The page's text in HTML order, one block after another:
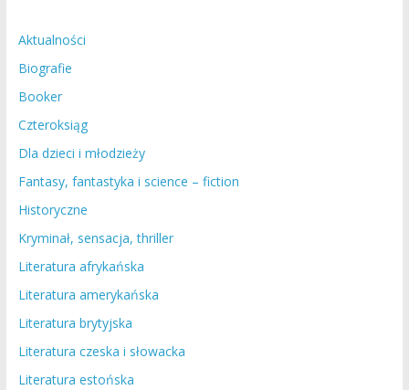
Aktualności
Biografie
Booker
Czteroksiąg
Dla dzieci i młodzieży
Fantasy, fantastyka i science – fiction
Historyczne
Kryminał, sensacja, thriller
Literatura afrykańska
Literatura amerykańska
Literatura brytyjska
Literatura czeska i słowacka
Literatura estońska